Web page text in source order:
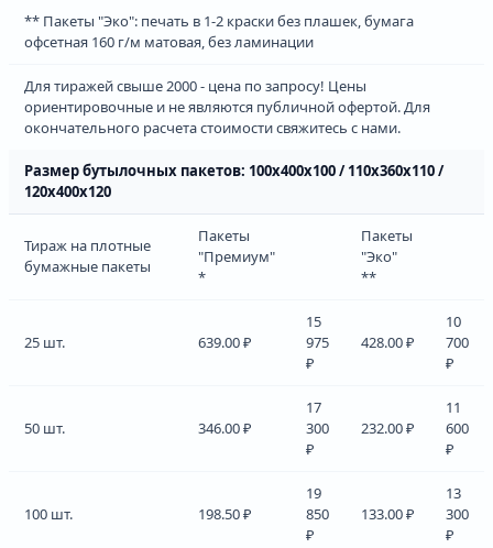
** Пакеты "Эко": печать в 1-2 краски без плашек, бумага
офсетная 160 г/м матовая, без ламинации
Для тиражей свыше 2000 - цена по запросу! Цены
ориентировочные и не являются публичной офертой. Для
окончательного расчета стоимости свяжитесь с нами.
Размер бутылочных пакетов: 100х400х100 / 110х360х110 /
120х400х120
Тираж на плотные
бумажные пакеты
Пакеты
"Премиум"
*
Пакеты
"Эко"
**
25 шт. 639.00 ₽
15
975
₽
428.00 ₽
10
700
₽
50 шт. 346.00 ₽
17
300
₽
232.00 ₽
11
600
₽
100 шт. 198.50 ₽
19
850
₽
133.00 ₽
13
300
₽